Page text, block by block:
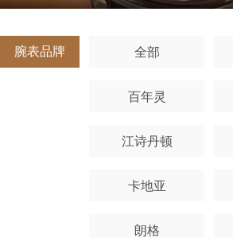
腕表品牌 全部
百年灵
江诗丹顿
卡地亚
朗格